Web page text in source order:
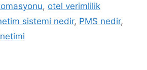
, otel verimlilik
sistemi nedir, PMS nedir,